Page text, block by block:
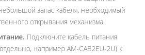
запас кабеля, необходимый
открывания механизма.
Подключите кабель питания
например AM-CAB2EU-2U) к